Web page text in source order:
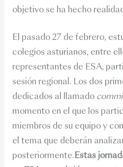
objetivo se ha hecho
El pasado 27 de febrero,
colegios asturianos, entre
representantes de ESA,
sesión regional. Los dos
dedicados al llamado
momento en el que los
miembros de su equipo y
el tema que deberán
posteriormente. Estas